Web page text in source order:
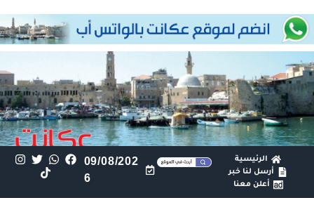
الرئيسية
أرسل لنا خبر
أعلن معنا
09/08/202
6